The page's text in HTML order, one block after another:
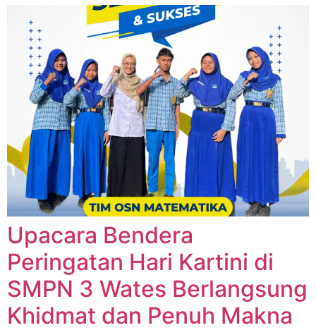
Upacara Bendera
Peringatan Hari Kartini di
SMPN 3 Wates Berlangsung
Khidmat dan Penuh Makna